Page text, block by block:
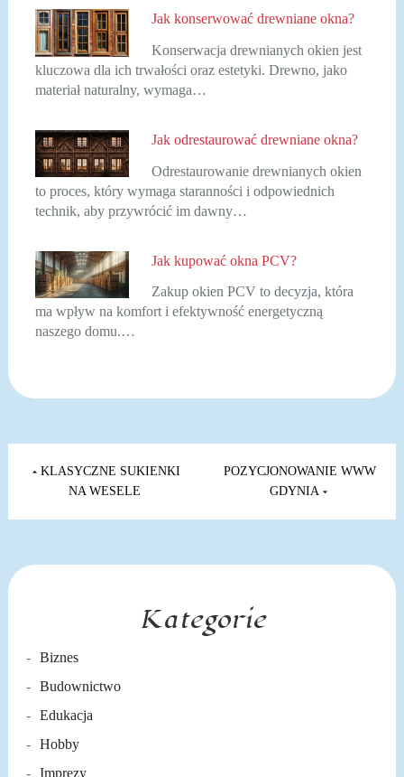
Jak konserwować drewniane okna?
Konserwacja drewnianych okien jest
kluczowa dla ich trwałości oraz estetyki. Drewno, jako
materiał naturalny, wymaga…
Jak odrestaurować drewniane okna?
Odrestaurowanie drewnianych okien
to proces, który wymaga staranności i odpowiednich
technik, aby przywrócić im dawny…
Jak kupować okna PCV?
Zakup okien PCV to decyzja, która
ma wpływ na komfort i efektywność energetyczną
naszego domu.…
Nawigacja
wpisu
KLASYCZNE SUKIENKI
NA WESELE
POZYCJONOWANIE WWW
GDYNIA
Kategorie
Biznes
Budownictwo
Edukacja
Hobby
Imprezy